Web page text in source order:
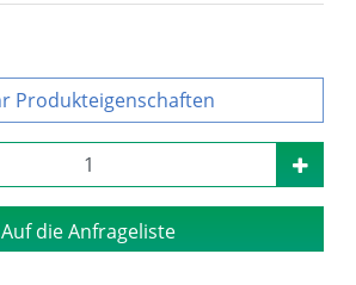
Produkteigenschaften
Auf die Anfrageliste